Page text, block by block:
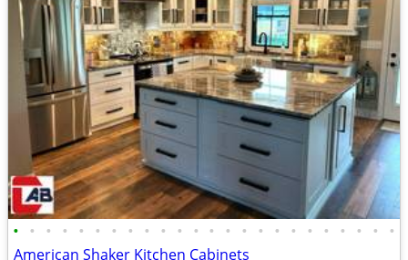
• • • • • • • • • • • • • • • • • • • • • • • •
American Shaker Kitchen Cabinets